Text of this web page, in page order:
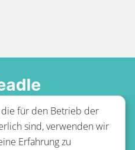
die für den Betrieb der
sind, verwenden wir
Erfahrung zu